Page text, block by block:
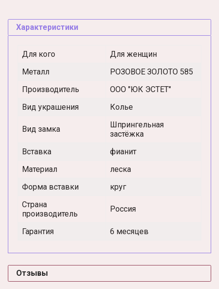
Характеристики
Для кого
Для женщин
Металл
РОЗОВОЕ ЗОЛОТО 585
Производитель
ООО "ЮК ЭСТЕТ"
Вид украшения
Колье
Вид замка
Шпрингельная
застёжка
Вставка
фианит
Материал
леска
Форма вставки
круг
Страна
производитель
Россия
Гарантия 6 месяцев
Отзывы